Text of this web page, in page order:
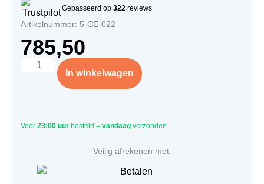
Gebasseerd op 322 reviews
Artikelnummer: 5-CE-022
785,50
In winkelwagen
Voor 23:00 uur besteld = vandaag verzonden
Veilig afrekenen met: